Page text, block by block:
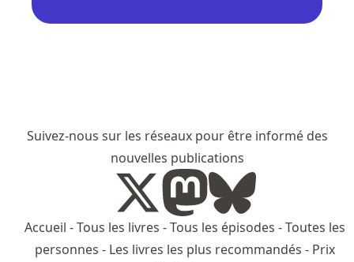
Suivez-nous sur les réseaux pour être informé des
nouvelles publications
Accueil -Tous les livres -Tous les épisodes -Toutes les
personnes - Les livres les plus recommandés - Prix